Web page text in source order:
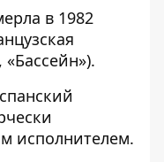
в 1982
исполнителем.